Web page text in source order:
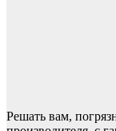
Решать вам,